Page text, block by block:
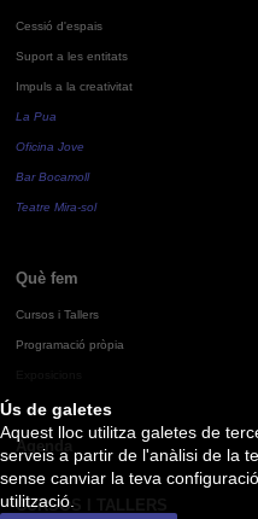
Ús de galetes
Aquest lloc utilitza galetes de
serveis a partir de l'anàlisi de la
sense canviar la teva
utilització.
Cessió d'espais
Suport a les entitats
Impuls a la creativitat
La Pua
Oficina Jove
Bar Bocamoll
Teatre Mira-sol
Què fem
Cursos i Tallers
Programació pròpia
Agenda
CURSOS I TALLERS